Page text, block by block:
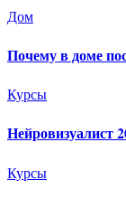
Дом
Почему в доме
Курсы
Нейровизуалист
Курсы